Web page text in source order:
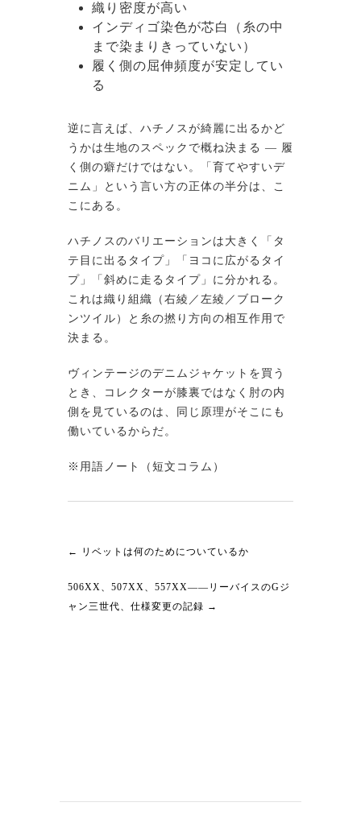
織り密度が高い
インディゴ染色が芯白（糸の中
まで染まりきっていない）
履く側の屈伸頻度が安定してい
る
逆に言えば、ハチノスが綺麗に出るかど
うかは生地のスペックで概ね決まる ― 履
く側の癖だけではない。「育てやすいデ
ニム」という言い方の正体の半分は、こ
こにある。
ハチノスのバリエーションは大きく「タ
テ目に出るタイプ」「ヨコに広がるタイ
プ」「斜めに走るタイプ」に分かれる。
これは織り組織（右綾／左綾／ブローク
ンツイル）と糸の撚り方向の相互作用で
決まる。
ヴィンテージのデニムジャケットを買う
とき、コレクターが膝裏ではなく肘の内
側を見ているのは、同じ原理がそこにも
働いているからだ。
※用語ノート（短文コラム）
← リベットは何のためについているか
506XX、507XX、557XX——リーバイスのGジ
ャン三世代、仕様変更の記録 →